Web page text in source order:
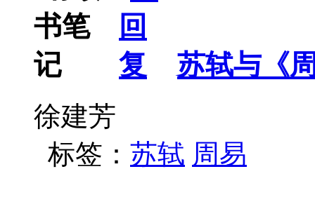
苏轼与《
徐建芳
标签： 苏轼 周易